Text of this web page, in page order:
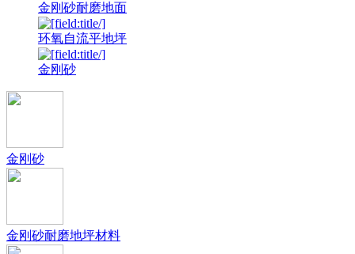
金刚砂耐磨地面
环氧自流平地坪
金刚砂
金刚砂
金刚砂耐磨地坪材料